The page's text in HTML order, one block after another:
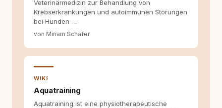
Veterinärmedizin zur Behandlung von
Krebserkrankungen und autoimmunen Störungen
bei Hunden …
von Miriam Schäfer
WIKI
Aquatraining
Aquatraining ist eine physiotherapeutische